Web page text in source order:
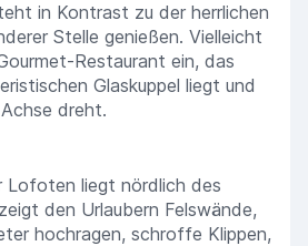
in Kontrast zu der herrlichen
Stelle genießen. Vielleicht
Restaurant ein, das
Glaskuppel liegt und
dreht.
Lofoten liegt nördlich des
den Urlaubern Felswände,
hochragen, schroffe Klippen,